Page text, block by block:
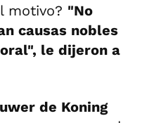
motivo? "No
causas nobles
le dijeron a
de Koning